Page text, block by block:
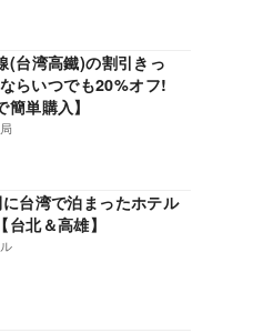
(台湾高鐵)の割引きっ
らいつでも20%オフ!
単購入】
台湾で泊まったホテル
台北＆高雄】